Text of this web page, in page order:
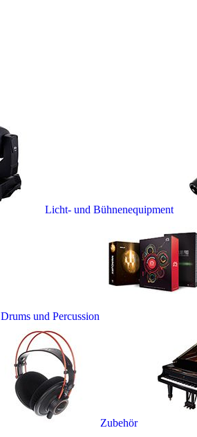
Licht- und Bühnenequipment
Drums und Percussion
Zubehör